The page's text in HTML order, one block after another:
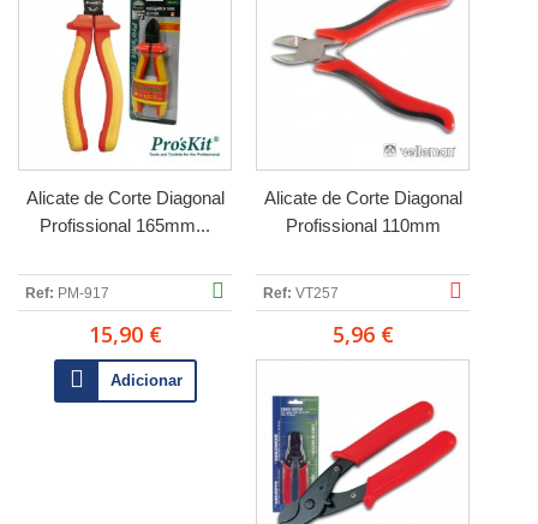
Alicate de Corte Diagonal
Profissional 165mm...
Ref: PM-917
15,90 €
Adicionar
Alicate de Corte Diagonal
Profissional 110mm
Ref: VT257
5,96 €